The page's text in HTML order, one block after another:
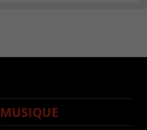
MUSIQUE